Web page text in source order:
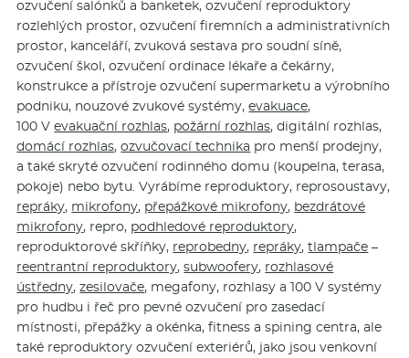
ozvučení salónků a banketek, ozvučení reproduktory
rozlehlých prostor, ozvučení firemních a administrativních
prostor, kanceláří, zvuková sestava pro soudní síně,
ozvučení škol, ozvučení ordinace lékaře a čekárny,
konstrukce a přístroje ozvučení supermarketu a výrobního
podniku, nouzové zvukové systémy,evakuace,
100 Vevakuační rozhlas, požární rozhlas, digitální rozhlas,
domácí rozhlas,ozvučovací technika pro menší prodejny,
a také skryté ozvučení rodinného domu (koupelna, terasa,
pokoje) nebo bytu. Vyrábíme reproduktory, reprosoustavy,
repráky, mikrofony, přepážkové mikrofony, bezdrátové
mikrofony, repro, podhledové reproduktory,
reproduktorové skříňky, reprobedny, repráky,tlampače –
reentrantní reproduktory,subwoofery, rozhlasové
ústředny,zesilovače, megafony, rozhlasy a 100 V systémy
pro hudbu i řeč pro pevné ozvučení pro zasedací
místnosti, přepážky a okénka, fitness a spining centra, ale
také reproduktory ozvučení exteriérů, jako jsou venkovní